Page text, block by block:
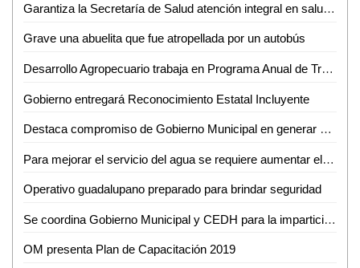
Garantiza la Secretaría de Salud atención integral en salud sexual y reproductiva para adolescentes
Grave una abuelita que fue atropellada por un autobús
Desarrollo Agropecuario trabaja en Programa Anual de Trabajo
Gobierno entregará Reconocimiento Estatal Incluyente
Destaca compromiso de Gobierno Municipal en generar acciones contra alerta de género: Regidoras
Para mejorar el servicio del agua se requiere aumentar el costo: Jesús Priego
Operativo guadalupano preparado para brindar seguridad
Se coordina Gobierno Municipal y CEDH para la impartición del taller sobre Violencia de Género contra las Mujeres
OM presenta Plan de Capacitación 2019